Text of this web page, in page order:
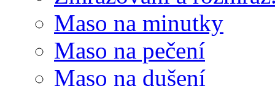
Maso na minutky
Maso na pečení
Maso na dušení